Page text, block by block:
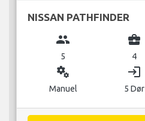
NISSAN PATHFINDER
group
5
business_center
4
miscellaneous_services
Manuel
login
5 Dør